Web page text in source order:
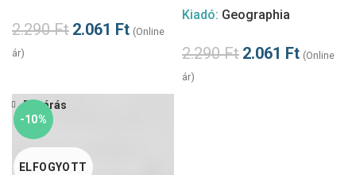
2.290Ft 2.061 Ft (Online
ár)
Kiadó: Geographia
2.290Ft 2.061 Ft (Online
ár)
-10%
ELFOGYOTT
Bezárás